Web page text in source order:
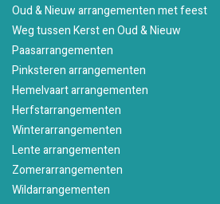
Oud & Nieuw arrangementen met feest
Weg tussen Kerst en Oud & Nieuw
Paasarrangementen
Pinksteren arrangementen
Hemelvaart arrangementen
Herfstarrangementen
Winterarrangementen
Lente arrangementen
Zomerarrangementen
Wildarrangementen